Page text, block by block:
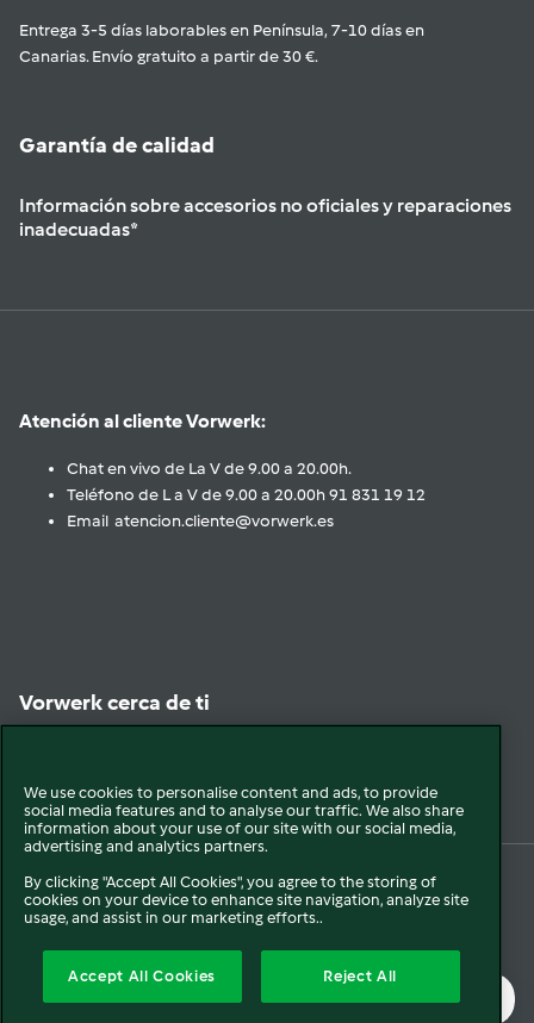
Entrega 3-5 días laborables en Península, 7-10 días en
Canarias. Envío gratuito a partir de 30 €.
Garantía de calidad
Información sobre accesorios no oficiales y reparaciones
inadecuadas*
Atención al cliente Vorwerk:
Chat en vivo de La V de 9.00 a 20.00h.
Teléfono de L a V de 9.00 a 20.00h 91 831 19 12
Email atencion.cliente@vorwerk.es
Vorwerk cerca de ti
© 2026 VorwerkLegal y SostenibilidadPolítica de privacidad
We use cookies to personalise content and ads, to provide
social media features and to analyse our traffic. We also share
information about your use of our site with our social media,
advertising and analytics partners.
By clicking "Accept All Cookies", you agree to the storing of
cookies on your device to enhance site navigation, analyze site
usage, and assist in our marketing efforts..
Accept All Cookies Reject All